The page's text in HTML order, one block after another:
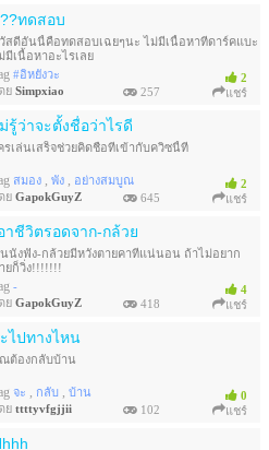
ทดสอบ
2
สดีอันนี้คือทดสอบเฉยๆนะ ไม่มีเนื้อหาที่ดาร์คแบะ
มีเนื้อหาอะไรเลย
#อิหยังวะ
ย Simpxiao 257 แชร์
รู้ว่าจะตั้งชื่อว่าไรดี
2
รเล่นเสร็จช่วยคิดชื่อที่เข้ากับควิซนี้ที
สมอง , พัง , อย่างสมบูณ
ย GapokGuyZ 645 แชร์
าชีวิตรอดจาก-กล้วย
4
นั่งฟัง-กล้วยมีหวังตายคาที่แน่นอน ถ้าไม่อยาก
ยก็วิ่ง!!!!!!!
-
ย GapokGuyZ 418 แชร์
ไปทางไหน
0
ต้องกลับบ้าน
จะ , กลับ , บ้าน
ย ttttyvfgjjii 102 แชร์